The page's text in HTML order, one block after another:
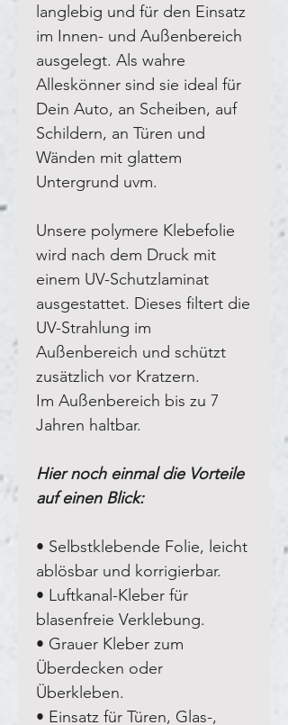
langlebig und für den Einsatz
im Innen- und Außenbereich
ausgelegt. Als wahre
Alleskönner sind sie ideal für
Dein Auto, an Scheiben, auf
Schildern, an Türen und
Wänden mit glattem
Untergrund uvm.
Unsere polymere Klebefolie
wird nach dem Druck mit
einem UV-Schutzlaminat
ausgestattet. Dieses filtert die
UV-Strahlung im
Außenbereich und schützt
zusätzlich vor Kratzern.
Im Außenbereich bis zu 7
Jahren haltbar.
Hier noch einmal die Vorteile
auf einen Blick:
• Selbstklebende Folie, leicht
ablösbar und korrigierbar.
• Luftkanal-Kleber für
blasenfreie Verklebung.
• Grauer Kleber zum
Überdecken oder
Überkleben.
• Einsatz für Türen, Glas-,